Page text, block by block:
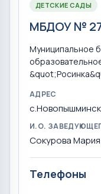
ДЕТСКИЕ САДЫ
МБДОУ №
Муниципальное
АДРЕС
И.О.
Сокурова
Телефоны